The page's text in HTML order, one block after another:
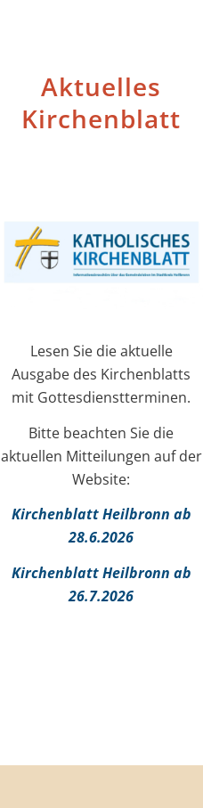
Aktuelles
Kirchenblatt
Lesen Sie die aktuelle
Ausgabe des Kirchenblatts
mit Gottesdienstterminen.
Bitte beachten Sie die
aktuellen Mitteilungen auf der
Website:
Kirchenblatt Heilbronn ab
28.6.2026
Kirchenblatt Heilbronn ab
26.7.2026